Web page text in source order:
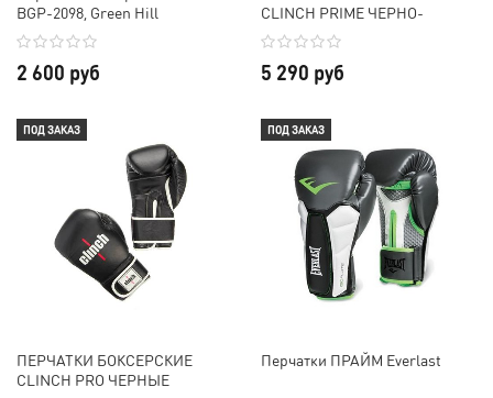
BGP-2098, Green Hill
2 600 руб
CLINCH PRIME ЧЕРНО-
СЕРЕБРИСТЫЕ
5 290 руб
ПОД ЗАКАЗ
ПЕРЧАТКИ БОКСЕРСКИЕ
CLINCH PRO ЧЕРНЫЕ
ПОД ЗАКАЗ
Перчатки ПРАЙМ Everlast